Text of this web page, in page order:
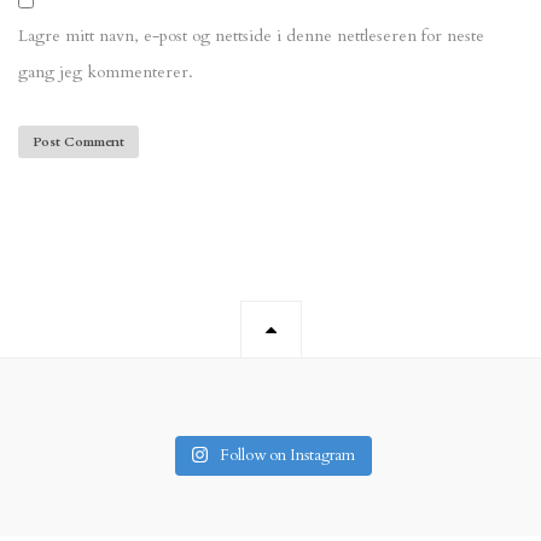
Lagre mitt navn, e-post og nettside i denne nettleseren for neste
gang jeg kommenterer.
Follow on Instagram